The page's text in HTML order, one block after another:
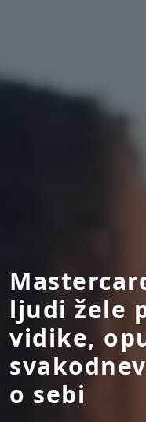
ljudi žele
vidike,
o sebi